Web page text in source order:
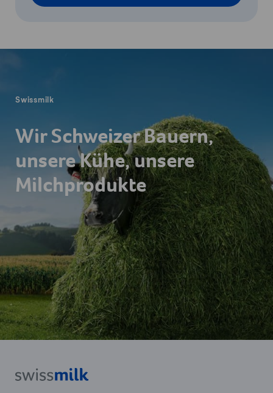
Swissmilk
Wir Schweizer Bauern,
unsere Kühe, unsere
Milchprodukte